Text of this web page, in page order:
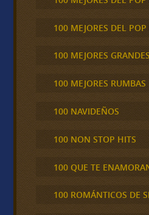
100 MEJORES DEL
100 MEJORES
100 MEJORES RUMBAS
100 NAVIDEÑOS
100 NON STOP HITS
100 QUE TE
100 ROMÁNTICOS DE